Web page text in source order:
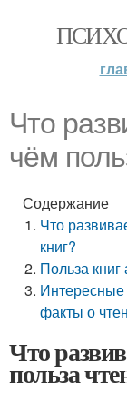
Что
чём
Содержание
Что
книг?
Польза
факты о
Что
польза